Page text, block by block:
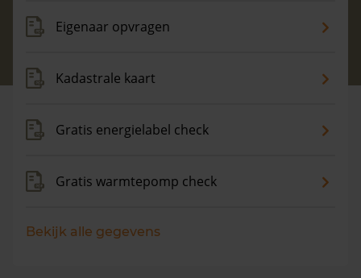
Eigenaar opvragen
Kadastrale kaart
Gratis energielabel check
Gratis warmtepomp check
Bekijk alle gegevens